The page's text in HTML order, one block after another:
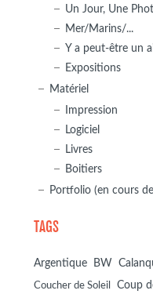
Un Jour, Une
Mer/Marins/...
Y a peut-être un
Expositions
Matériel
Impression
Logiciel
Livres
Boitiers
Portfolio (en cours
TAGS
Argentique BW
Coucher de Soleil Coup